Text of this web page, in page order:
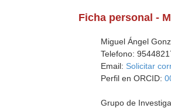
Ficha personal -
Miguel Ángel
Telefono:
Email: Solicitar
Perfil en ORCID:
Grupo de